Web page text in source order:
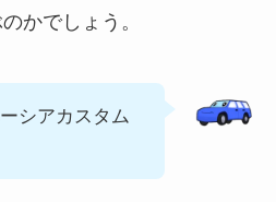
かでしょう。
シアカスタム